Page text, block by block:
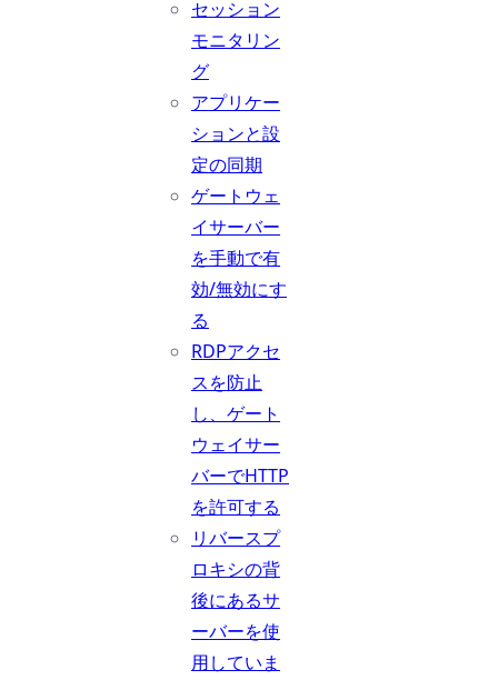
セッション
モニタリン
グ
アプリケー
ションと設
定の同期
ゲートウェ
イサーバー
を手動で有
効/無効にす
る
RDPアクセ
スを防止
し、ゲート
ウェイサー
バーでHTTP
を許可する
リバースプ
ロキシの背
後にあるサ
ーバーを使
用していま